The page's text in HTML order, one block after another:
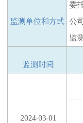
监测单位和方式
委
公
监
监测时间
2024-03-01